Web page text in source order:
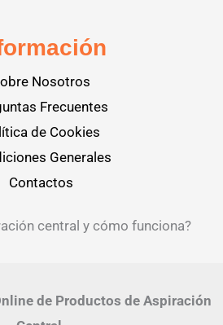
Nosotros
Frecuentes
de Cookies
Generales
Contactos
de Productos de Aspiración